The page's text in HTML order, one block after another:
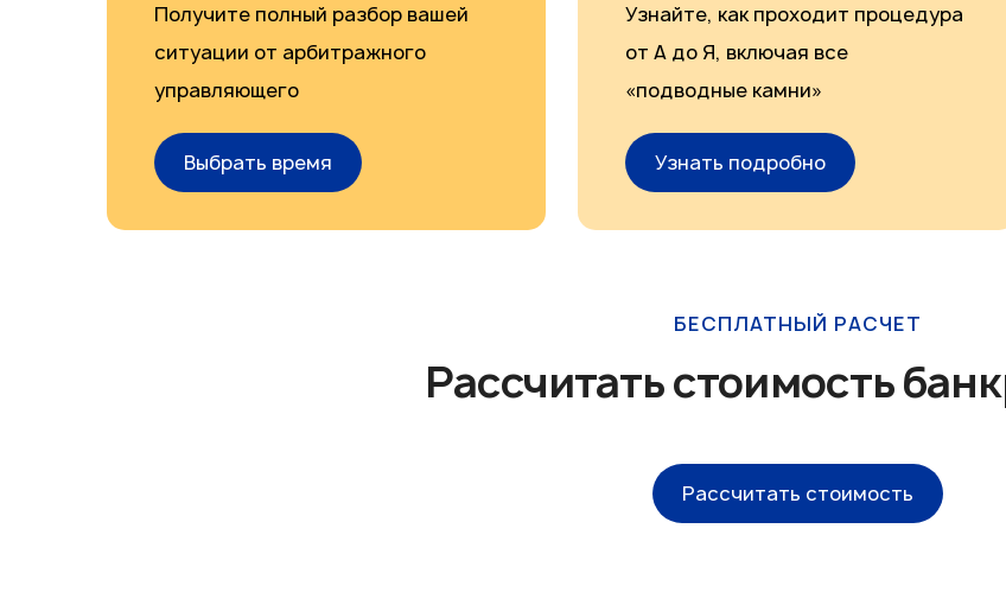
Получите полный разбор вашей
ситуации от арбитражного
управляющего
Выбрать время
Узнайте, как проходит процедура
от А до Я, включая все
«подводные камни»
Узнать подробно
БЕСПЛАТНЫЙ РАСЧЕТ
Рассчитать стоимость
Рассчитать стоимость